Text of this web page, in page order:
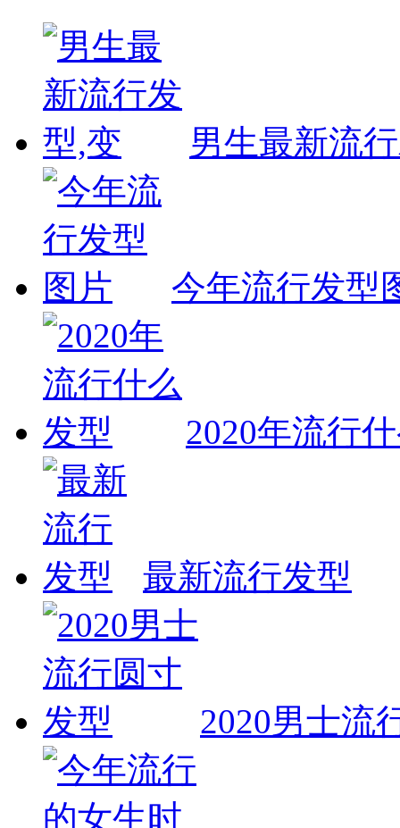
男生最新流
今年流行发型
2020年流行
最新流行发型
2020男士流